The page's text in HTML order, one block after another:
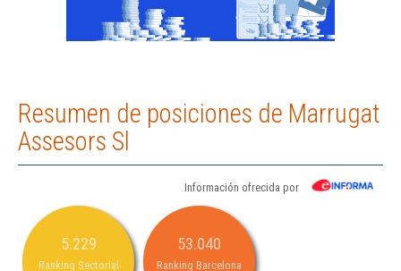
Resumen de posiciones de Marrugat
Assesors Sl
Información ofrecida por
5.229
Ranking Sectorial
53.040
Ranking Barcelona